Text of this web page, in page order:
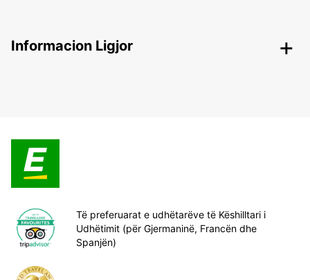
Informacion Ligjor
Të preferuarat e udhëtarëve të Këshilltari i
Udhëtimit (për Gjermaninë, Francën dhe
Spanjën)